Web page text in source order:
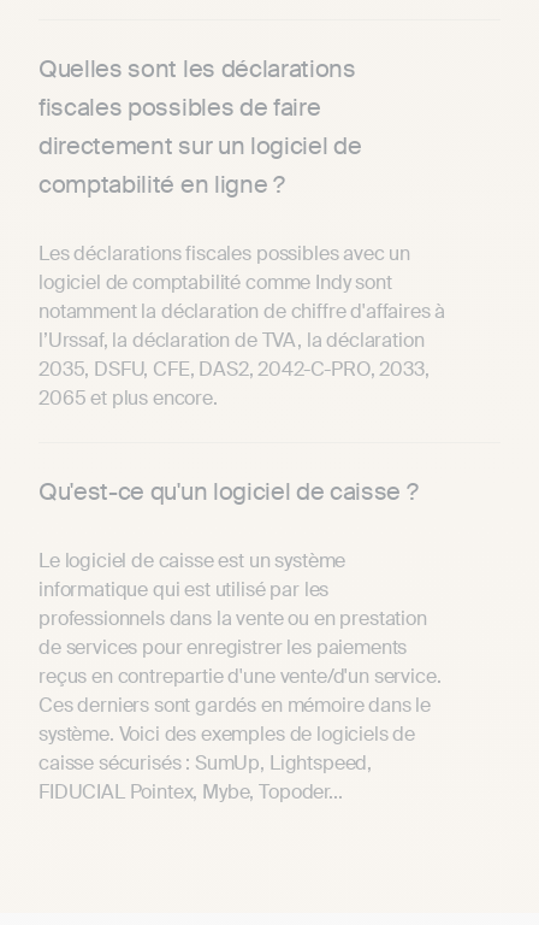
Quelles sont les déclarations
fiscales possibles de faire
directement sur un logiciel de
comptabilité en ligne ?
Les déclarations fiscales possibles avec un
logiciel de comptabilité comme Indy sont
notamment la déclaration de chiffre d'affaires à
l’Urssaf, la déclaration de TVA, la déclaration
2035, DSFU, CFE, DAS2, 2042-C-PRO,2033,
2065 et plus encore.
Qu'est-ce qu'un logiciel de caisse ?
Le logiciel de caisse est un système
informatique qui est utilisé par les
professionnels dans la vente ou en prestation
de services pour enregistrer les paiements
reçus en contrepartie d'une vente/d'un service.
Ces derniers sont gardés en mémoire dans le
système. Voici des exemples de logiciels de
caisse sécurisés : SumUp, Lightspeed,
FIDUCIAL Pointex, Mybe, Topoder...